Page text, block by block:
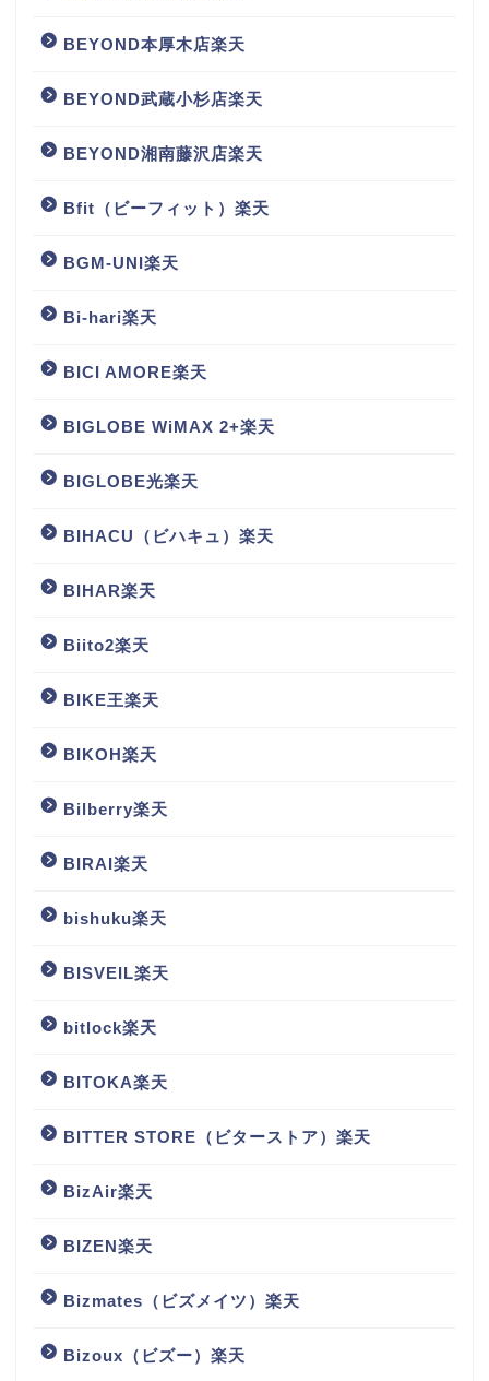
BEYOND本厚木店楽天
BEYOND武蔵小杉店楽天
BEYOND湘南藤沢店楽天
Bfit（ビーフィット）楽天
BGM‐UNI楽天
Bi-hari楽天
BICI AMORE楽天
BIGLOBE WiMAX 2+楽天
BIGLOBE光楽天
BIHACU（ビハキュ）楽天
BIHAR楽天
Biito2楽天
BIKE王楽天
BIKOH楽天
Bilberry楽天
BIRAI楽天
bishuku楽天
BISVEIL楽天
bitlock楽天
BITOKA楽天
BITTER STORE（ビターストア）楽天
BizAir楽天
BIZEN楽天
Bizmates（ビズメイツ）楽天
Bizoux（ビズー）楽天